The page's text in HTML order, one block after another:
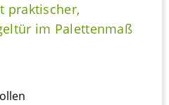
praktischer,
im Palettenmaß